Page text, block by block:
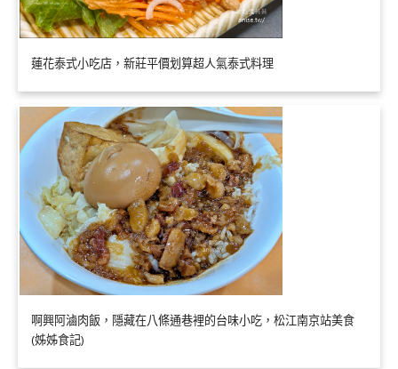
蓮花泰式小吃店，新莊平價划算超人氣泰式料理
啊興阿滷肉飯，隱藏在八條通巷裡的台味小吃，松江南京站美食
(姊姊食記)